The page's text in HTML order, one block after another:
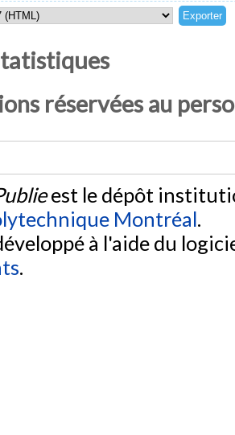
réservées au
est le dépôt
Montréal.
à l'aide du
.